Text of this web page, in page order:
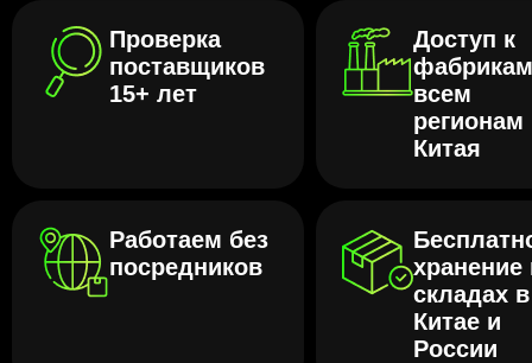
Проверка
поставщиков
15+ лет
Доступ к
всем
регионам
Китая
Работаем без
посредников
хранение
складах в
Китае и
России